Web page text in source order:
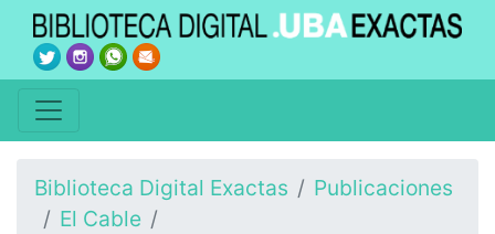
Biblioteca Digital Exactas
Publicaciones
El Cable